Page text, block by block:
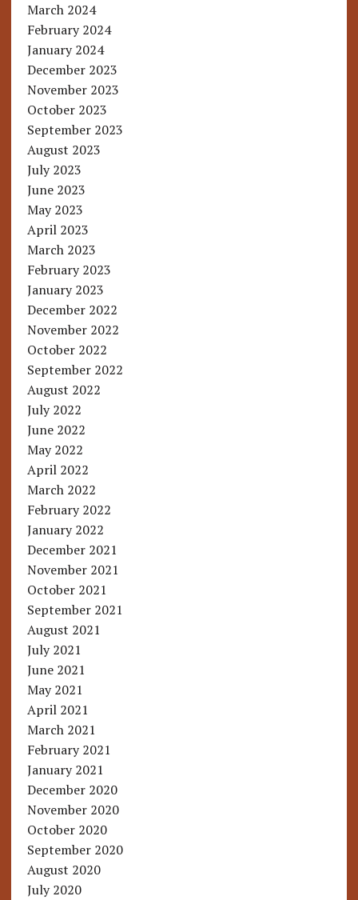
March 2024
February 2024
January 2024
December 2023
November 2023
October 2023
September 2023
August 2023
July 2023
June 2023
May 2023
April 2023
March 2023
February 2023
January 2023
December 2022
November 2022
October 2022
September 2022
August 2022
July 2022
June 2022
May 2022
April 2022
March 2022
February 2022
January 2022
December 2021
November 2021
October 2021
September 2021
August 2021
July 2021
June 2021
May 2021
April 2021
March 2021
February 2021
January 2021
December 2020
November 2020
October 2020
September 2020
August 2020
July 2020